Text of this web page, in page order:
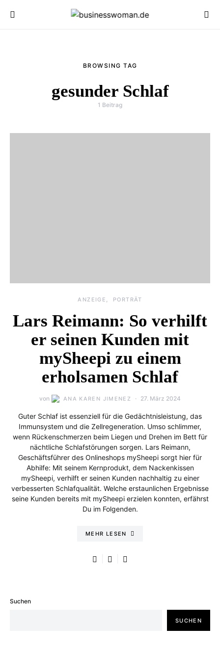
BROWSING TAG
gesunder Schlaf
1 Beitrag
ANZEIGE PORTRÄT
Lars Reimann: So verhilft
er seinen Kunden mit
mySheepi zu einem
erholsamen Schlaf
von ANA KAREN JIMENEZ 27. März 2024
Guter Schlaf ist essenziell für die Gedächtnisleistung, das
Immunsystem und die Zellregeneration. Umso schlimmer,
wenn Rückenschmerzen beim Liegen und Drehen im Bett für
nächtliche Schlafstörungen sorgen. Lars Reimann,
Geschäftsführer des Onlineshops mySheepi sorgt hier für
Abhilfe: Mit seinem Kernprodukt, dem Nackenkissen
mySheepi, verhilft er seinen Kunden nachhaltig zu einer
verbesserten Schlafqualität. Welche erstaunlichen Ergebnisse
seine Kunden bereits mit mySheepi erzielen konnten, erfährst
Du im Folgenden.
MEHR LESEN
Suchen
SUCHEN